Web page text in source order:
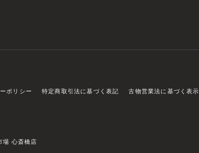
ポリシー 特定商取引法に基づく表記 古物営業法に基づく表示
場 心斎橋店